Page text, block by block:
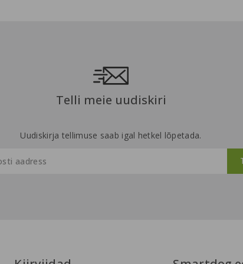
Telli meie uudiskiri
Uudiskirja tellimuse saab igal hetkel lõpetada.